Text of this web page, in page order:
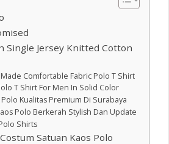
Single Jersey Knitted Cotton
Comfortable Fabric Polo T Shirt
T Shirt For Men In Solid Color
Polo Kualitas Premium Di Surabaya
Polo Berkerah Stylish Dan Update
Shirts
Satuan Kaos Polo